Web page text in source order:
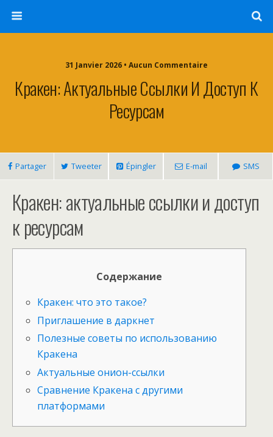
31 Janvier 2026 • Aucun Commentaire
Кракен: Актуальные Ссылки И Доступ К
Ресурсам
Partager Tweeter Épingler E-mail SMS
Кракен: актуальные ссылки и доступ
к ресурсам
Содержание
Кракен: что это такое?
Приглашение в даркнет
Полезные советы по использованию
Кракена
Актуальные онион-ссылки
Сравнение Кракена с другими
платформами